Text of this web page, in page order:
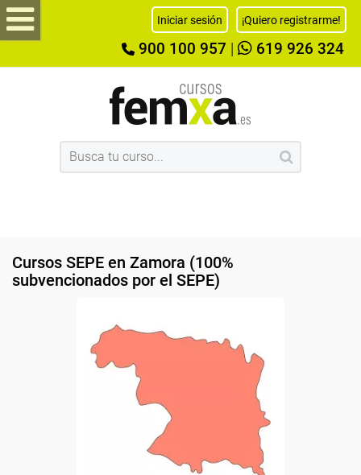
Iniciar sesión ¡Quiero registrarme!
900 100 957 619 926 324
Cursos SEPE en Zamora (100%
subvencionados por el SEPE)